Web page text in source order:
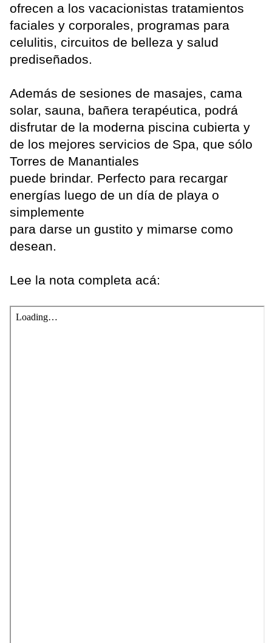
ofrecen a los vacacionistas tratamientos
faciales y corporales, programas para
celulitis, circuitos de belleza y salud
prediseñados.
Además de sesiones de masajes, cama
solar, sauna, bañera terapéutica, podrá
disfrutar de la moderna piscina cubierta y
de los mejores servicios de Spa, que sólo
Torres de Manantiales
puede brindar. Perfecto para recargar
energías luego de un día de playa o
simplemente
para darse un gustito y mimarse como
desean.
Lee la nota completa acá: